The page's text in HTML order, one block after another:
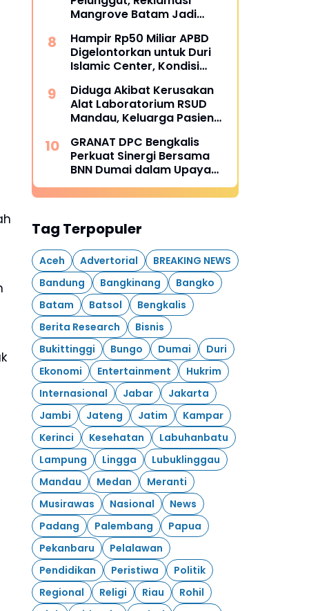
Mangrove Batam Jadi
Hampir Rp50 Miliar APBD
Digelontorkan untuk Duri
Islamic Center, Kondisi
Publik.
Diduga Akibat Kerusakan
Alat Laboratorium RSUD
Mandau, Keluarga Pasien
Anak Usai Operasi di RS
Thursina, Meski
Membutuhkan Transfusi
Darah
GRANAT DPC Bengkalis
Perkuat Sinergi Bersama
BNN Dumai dalam Upaya
Pencegahan Narkotika
Tag Terpopuler
Aceh Advertorial
BREAKING NEWS
Bandung
Bangkinang
Bangko
Batam
Batsol
Bengkalis
Berita Research
Bisnis
Bukittinggi
Bungo Dumai
Duri
Ekonomi
Entertainment
Hukrim
Internasional
Jabar
Jakarta
Jambi
Jateng Jatim
Kampar
Kerinci
Kesehatan
Labuhanbatu
Lampung
Lingga
Lubuklinggau
Mandau
Medan
Meranti
Musirawas
Nasional
News
Padang
Palembang
Papua
Pekanbaru
Pelalawan
Pendidikan
Peristiwa
Politik
Regional
Religi Riau
Rohil